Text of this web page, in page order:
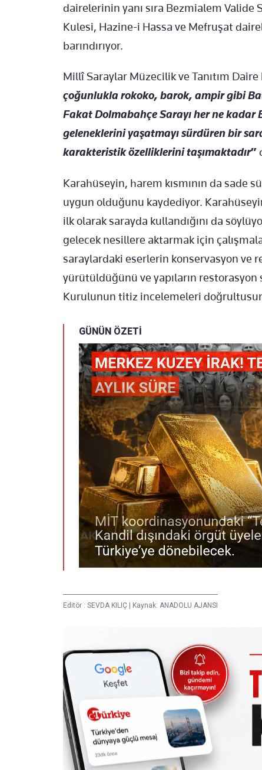
dairelerinin yanı sıra Bezmialem Valide
Kulesi, Hazine-i Hassa ve Mefruşat
barındırıyor.
Millî Saraylar Müzecilik ve Tanıtım
çoğunlukla rokoko, barok, ampir gibi
Fakat Dolmabahçe Sarayı her ne kadar
geleneklerini yaşatmayı sürdüren bir
karakteristik özelliklerini taşımaktadır”
Karahüseyin, harem kısmının da sade
uygun olduğunu kaydediyor.
ilk olarak sarayda kullandığını da
gelecek nesillere aktarmak için
saraylardaki eserlerin konservasyon ve
yürütüldüğünü ve yapıların
Kurulunun titiz incelemeleri
GÜNÜN ÖZETİ
Editör : SEVDA KILIÇ Kaynak: ANADOLU AJANSI